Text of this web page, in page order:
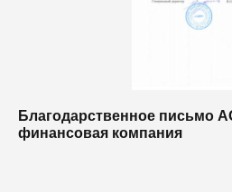
Благодарственное письмо
финансовая компания